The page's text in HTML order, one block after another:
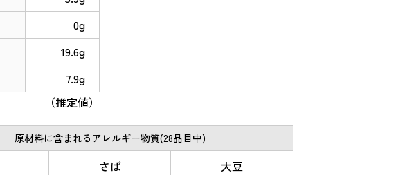
0g
19.6g
7.9g
（推定値）
原材料に含まれるアレルギー物質(28品目中)
さば 大豆